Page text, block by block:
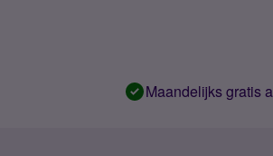
Maandelijks gratis